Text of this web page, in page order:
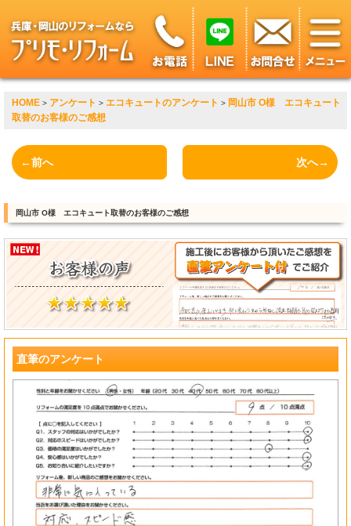
HOME > アンケート > エコキュートのアンケート > 岡山市 O様 エコキュート
取替のお客様のご感想
←前へ 次へ→
岡山市 O様 エコキュート取替のお客様のご感想
?
直筆のアンケート